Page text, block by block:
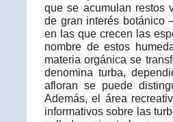
que se acumulan restos
de gran interés botánico
en las que crecen las
nombre de estos
materia orgánica se
denomina turba,
afloran se puede
Además, el área
informativos sobre las